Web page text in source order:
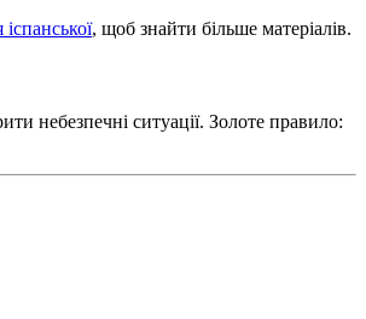
, щоб знайти більше матеріалів.
небезпечні ситуації. Золоте правило: